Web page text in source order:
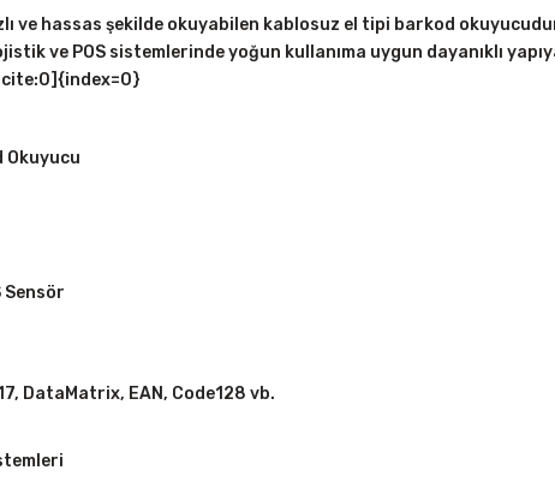
ve hassas şekilde okuyabilen kablosuz el tipi barkod
ve POS sistemlerinde yoğun kullanıma uygun dayanıklı
Okuyucu
Sensör
DataMatrix, EAN, Code128 vb.